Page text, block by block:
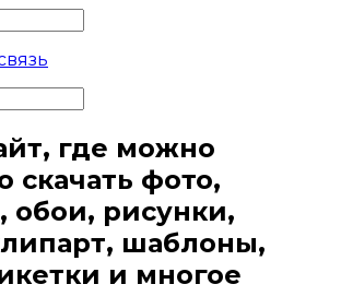
где можно
скачать фото,
обои, рисунки,
шаблоны,
и многое